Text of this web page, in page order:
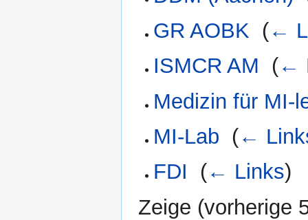
GR AOBK (←
ISMCR AM
(←
Medizin für MI-
MI-Lab (←
FDI
(← Links)
Zeige (vorherige